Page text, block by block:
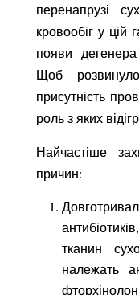
перенапрузі
кровообіг у цій
появи
Щоб
присутність
роль з яких
Найчастіше
причин:
тканин
належать